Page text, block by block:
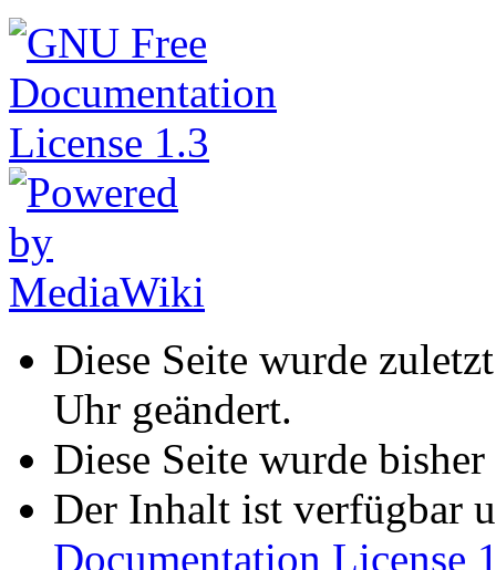
Diese Seite wurde
Uhr geändert.
Diese Seite wurde
Der Inhalt ist verfügbar
Documentation License